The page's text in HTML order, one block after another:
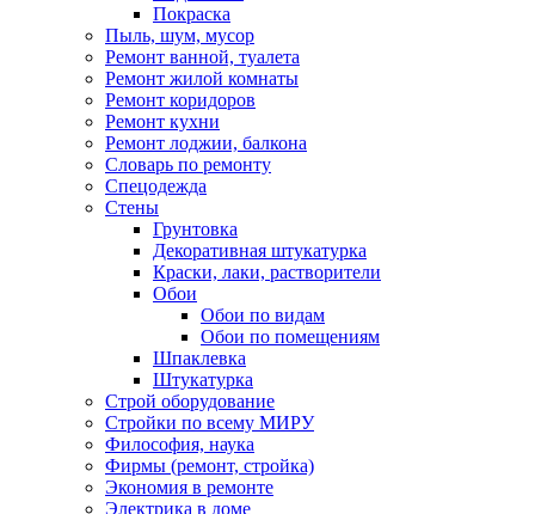
Покраска
Пыль, шум, мусор
Ремонт ванной, туалета
Ремонт жилой комнаты
Ремонт коридоров
Ремонт кухни
Ремонт лоджии, балкона
Словарь по ремонту
Спецодежда
Стены
Грунтовка
Декоративная штукатурка
Краски, лаки, растворители
Обои
Обои по видам
Обои по помещениям
Шпаклевка
Штукатурка
Строй оборудование
Стройки по всему МИРУ
Философия, наука
Фирмы (ремонт, стройка)
Экономия в ремонте
Электрика в доме